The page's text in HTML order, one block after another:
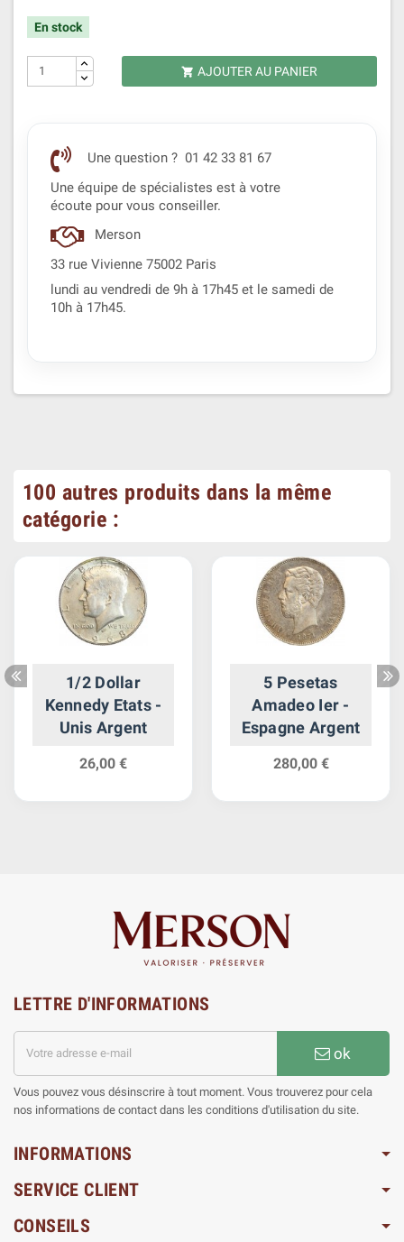
En stock
 AJOUTER AU PANIER
Une question ? 01 42 33 81 67
Une équipe de spécialistes est à votre
écoute pour vous conseiller.
Merson
33 rue Vivienne 75002 Paris
lundi au vendredi de 9h à 17h45 et le samedi de
10h à 17h45.
100 autres produits dans la même
catégorie :
1/2 Dollar
Kennedy Etats -
Unis Argent
26,00 €
5 Pesetas
Amadeo Ier -
Espagne Argent
280,00 €
LETTRE D'INFORMATIONS
ok
Vous pouvez vous désinscrire à tout moment. Vous trouverez pour cela
nos informations de contact dans les conditions d'utilisation du site.
INFORMATIONS
SERVICE CLIENT
CONSEILS